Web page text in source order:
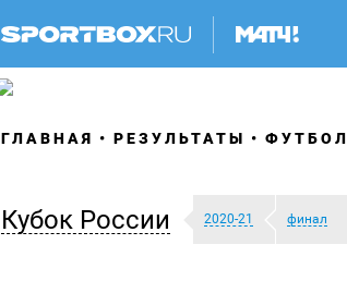
ГЛАВНАЯ РЕЗУЛЬТАТЫ ФУТБОЛ
Кубок России 2020-21 финал